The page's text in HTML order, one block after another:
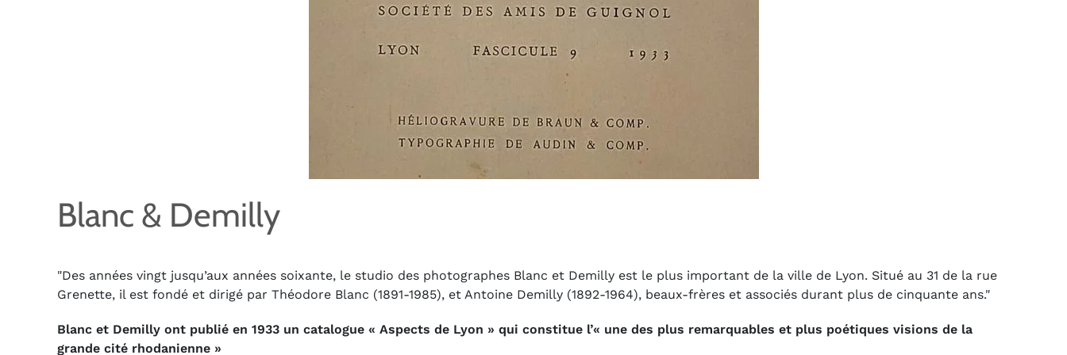
Blanc & Demilly
"Des années vingt jusqu’aux années soixante, le studio des photographes Blanc et Demilly est le plus important de la ville de Lyon. Situé au 31 de la rue
Grenette, il est fondé et dirigé par Théodore Blanc (1891-1985), et Antoine Demilly (1892-1964), beaux-frères et associés durant plus de cinquante ans."
Blanc et Demilly ont publié en 1933 un catalogue « Aspects de Lyon » qui constitue l’« une des plus remarquables et plus poétiques visions de la
grande cité rhodanienne »